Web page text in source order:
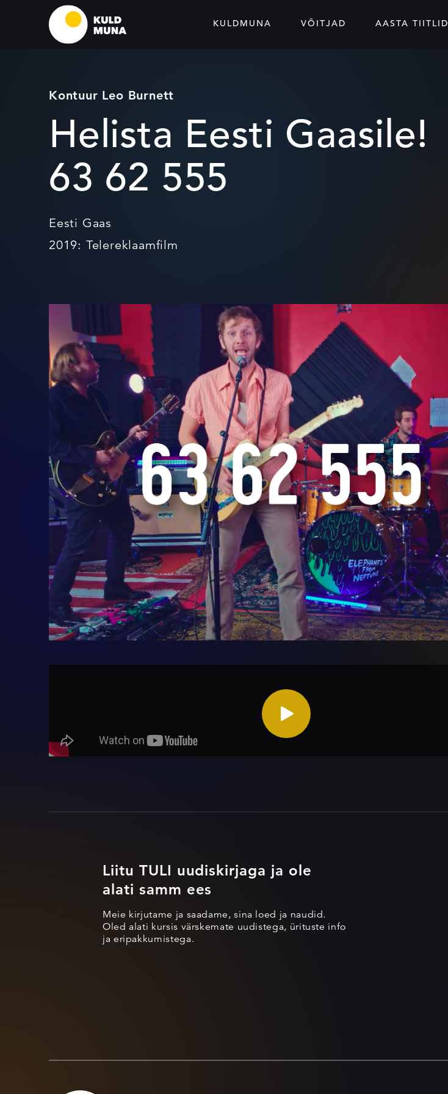
KULDMUNA VÕITJAD AASTA TIITLID
Kontuur Leo Burnett
Helista Eesti Gaasile!
63 62 555
Eesti Gaas
2019: Telereklaamfilm
Liitu TULI uudiskirjaga ja ole
alati samm ees
Meie kirjutame ja saadame, sina loed ja naudid.
Oled alati kursis värskemate uudistega, ürituste info
ja eripakkumistega.